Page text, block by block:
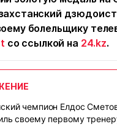
болельщику
со ссылкой на 24.kz.
чемпион Елдос
своему первому